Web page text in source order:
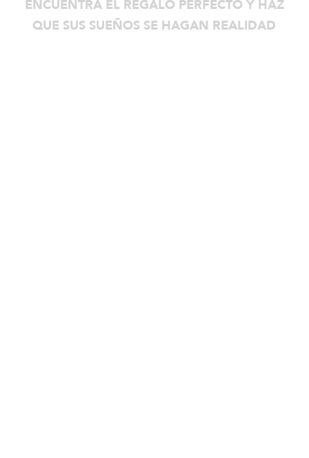
ENCUENTRA EL REGALO PERFECTO Y HAZ
QUE SUS SUEÑOS SE HAGAN REALIDAD